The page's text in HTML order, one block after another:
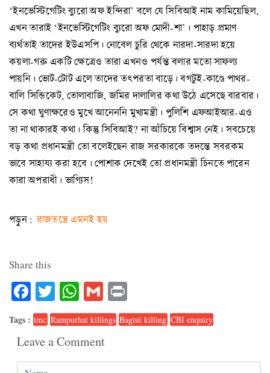
‘ইনভেস্টিগেটিং ব্যুরো অফ ইন্দিরা’ বলে যে সিবিআই নাম কামিয়েছিল,
এখন তারাই ‘ইনভেস্টিগেটিং ব্যুরো অফ মোদী-শা’। পাহাড় প্রমাণ
ব্যর্থতাই তাদের ইউএসপি। নোবেল চুরি থেকে নারদা-সারদা হয়ে
কয়লা-গরু একটি ক্ষেত্রেও তারা এখনও পর্যন্ত বলার মতো সাফল্য
পায়নি। ভোট-টোট এলে তাদের তৎপরতা বাড়ে। বগটুই-কাণ্ডে পাথর-
বালি সিন্ডিকেট, তোলাবাজি, জমির দালালির কথা উঠে এসেছে বারবার।
সে কথা ঘুণাক্ষরেও মুখে আনেননি মুখ্যমন্ত্রী। পুলিশি এফআইআর-এও
তা না থাকারই কথা। কিন্তু সিবিআই? না আঁচিয়ে বিশ্বাস নেই। সবচেয়ে
বড় কথা প্রধানমন্ত্রী তো বলেইছেন রাজ সরকারকে তদন্তে সবরকম
ভাবে সাহায্য করা হবে। পোশাক দেখেই তো প্রধানমন্ত্রী চিনতে পারেন
কারা অপরাধী। ভাগ্যিস!
পড়ুন :রাজতন্ত্রে এমনই হয়
Share this
Facebook
TwitterWhatsApp
Gmail
Tags : tmc Rampurhat killings Bagtui killing CBI enquiry
Leave a Comment